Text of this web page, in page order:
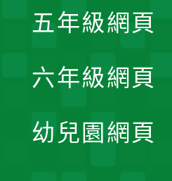
五年級網頁
六年級網頁
幼兒園網頁